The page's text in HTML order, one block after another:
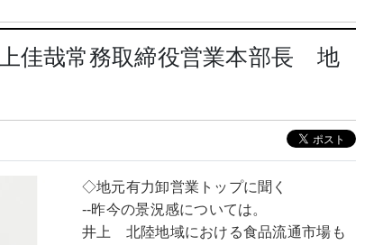
佳哉常務取締役営業本部長 地
◇地元有力卸営業トップに聞く
--昨今の景況感については。
井上 北陸地域における食品流通市場も